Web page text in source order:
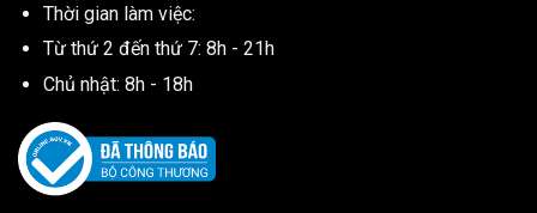
Thời gian làm việc:
Từ thứ 2 đến thứ 7: 8h - 21h
Chủ nhật: 8h - 18h